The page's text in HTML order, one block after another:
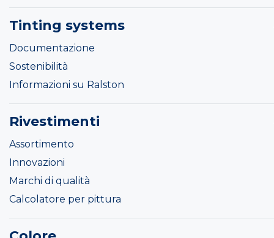
Tinting systems
Documentazione
Sostenibilità
Informazioni su Ralston
Rivestimenti
Assortimento
Innovazioni
Marchi di qualità
Calcolatore per pittura